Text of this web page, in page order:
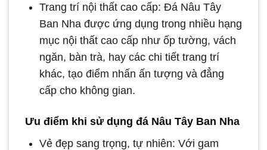
Trang trí nội thất cao cấp: Đá Nâu Tây
Ban Nha được ứng dụng trong nhiều hạng
mục nội thất cao cấp như ốp tường, vách
ngăn, bàn trà, hay các chi tiết trang trí
khác, tạo điểm nhấn ấn tượng và đẳng
cấp cho không gian.
Ưu điểm khi sử dụng đá Nâu Tây Ban Nha
Vẻ đẹp sang trọng, tự nhiên: Với gam